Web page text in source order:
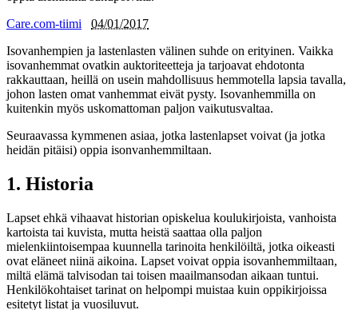
Care.com-tiimi
04/01/2017
Isovanhempien ja lastenlasten välinen suhde on erityinen. Vaikka
isovanhemmat ovatkin auktoriteetteja ja tarjoavat ehdotonta
rakkauttaan, heillä on usein mahdollisuus hemmotella lapsia tavalla,
johon lasten omat vanhemmat eivät pysty. Isovanhemmilla on
kuitenkin myös uskomattoman paljon vaikutusvaltaa.
Seuraavassa kymmenen asiaa, jotka lastenlapset voivat (ja jotka
heidän pitäisi) oppia isonvanhemmiltaan.
1. Historia
Lapset ehkä vihaavat historian opiskelua koulukirjoista, vanhoista
kartoista tai kuvista, mutta heistä saattaa olla paljon
mielenkiintoisempaa kuunnella tarinoita henkilöiltä, jotka oikeasti
ovat eläneet niinä aikoina. Lapset voivat oppia isovanhemmiltaan,
miltä elämä talvisodan tai toisen maailmansodan aikaan tuntui.
Henkilökohtaiset tarinat on helpompi muistaa kuin oppikirjoissa
esitetyt listat ja vuosiluvut.